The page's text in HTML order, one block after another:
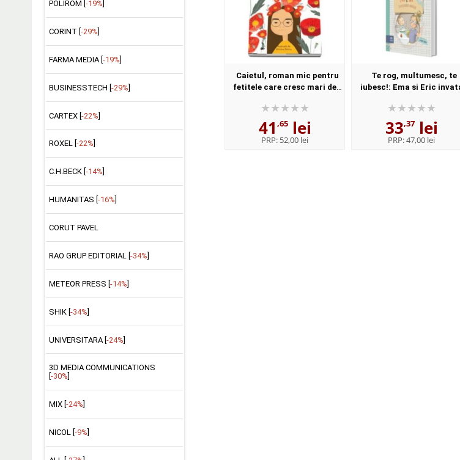
POLIROM [ -19%
CORINT [ -29%
FARMA MEDIA [ -19%
BUSINESSTECH [-29%]
CARTEX [-22%]
ROXEL [ -22%
C.H.BECK [ -14%
HUMANITAS [ -16%
CORUT PAVEL
RAO GRUP EDITORIAL [ -34%
METEOR PRESS [ -14%
SHIK [-34%]
UNIVERSITARA [-24%]
3D MEDIA COMMUNICATIONS
-30%
MIX [ -24%
NICOL [ -9%
Caietul, roman mic pentru
fetitele care cresc mari de
41 ,65lei
PRP: 52,00 lei
Te rog, multumesc, te
iubesc!: Ema si Eric
Macoveiciuc, Didactica
Publishing House
33,37lei
PRP:47,00 lei